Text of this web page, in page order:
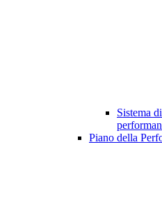
Sistema
Piano della